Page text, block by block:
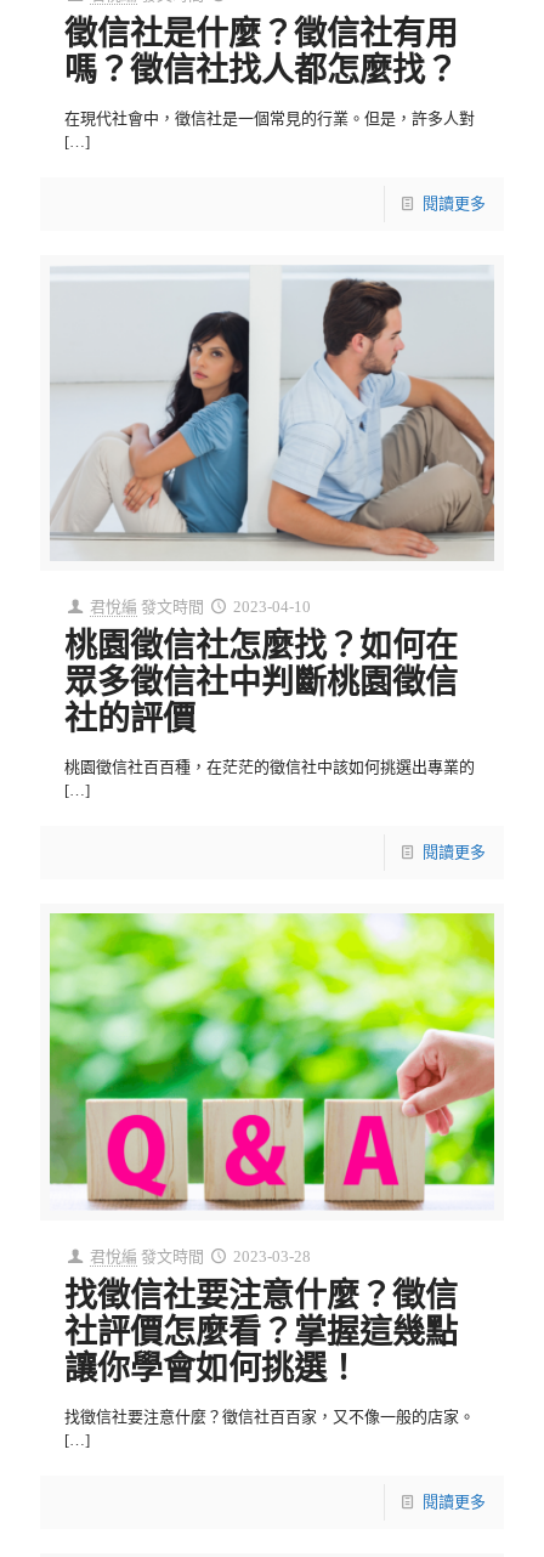
徵信社是什麼？徵信社有用
嗎？徵信社找人都怎麼找？
在現代社會中，徵信社是一個常見的行業。但是，許多人對
[…]
閱讀更多
君悅編 發文時間 2023-04-10
桃園徵信社怎麼找？如何在
眾多徵信社中判斷桃園徵信
社的評價
桃園徵信社百百種，在茫茫的徵信社中該如何挑選出專業的
[…]
閱讀更多
君悅編 發文時間 2023-03-28
找徵信社要注意什麼？徵信
社評價怎麼看？掌握這幾點
讓你學會如何挑選！
找徵信社要注意什麼？徵信社百百家，又不像一般的店家。
[…]
閱讀更多